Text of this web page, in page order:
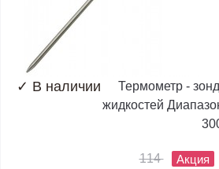
✓ В наличии
Термометр -
жидкостей
114 Акция